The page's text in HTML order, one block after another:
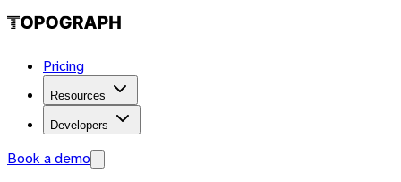
Pricing
Resources
Developers
Book a demo